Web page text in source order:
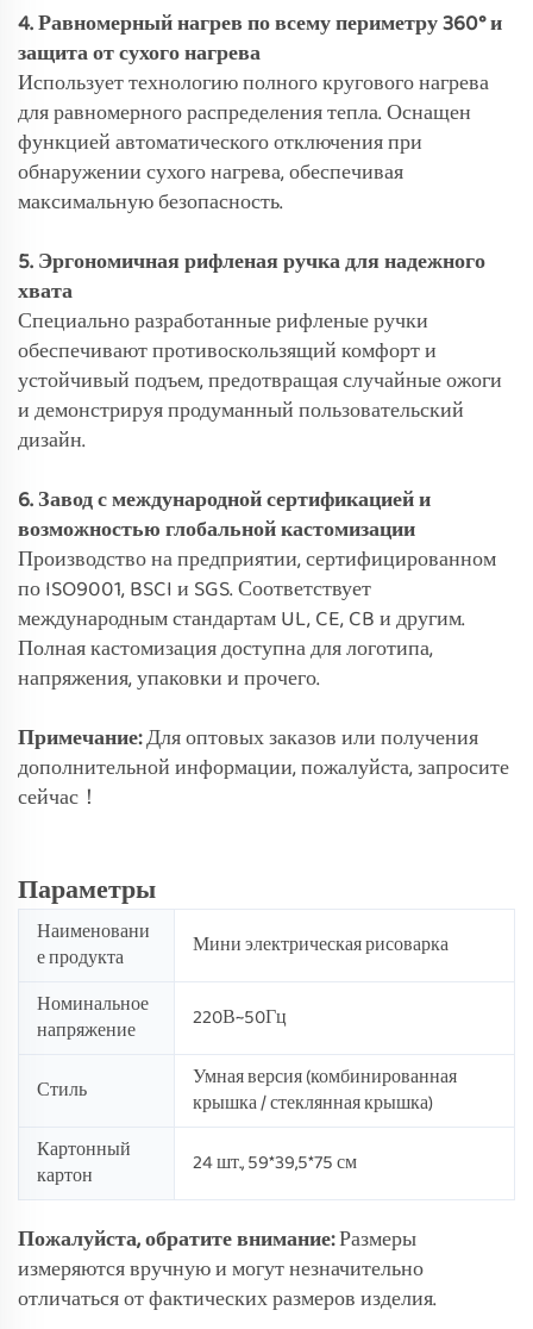
4. Равномерный нагрев по всему периметру 360° и
защита от сухого нагрева
Использует технологию полного кругового нагрева
для равномерного распределения тепла. Оснащен
функцией автоматического отключения при
обнаружении сухого нагрева, обеспечивая
максимальную безопасность.
5. Эргономичная рифленая ручка для надежного
хвата
Специально разработанные рифленые ручки
обеспечивают противоскользящий комфорт и
устойчивый подъем, предотвращая случайные ожоги
и демонстрируя продуманный пользовательский
дизайн.
6. Завод с международной сертификацией и
возможностью глобальной кастомизации
Производство на предприятии, сертифицированном
по ISO9001, BSCI и SGS. Соответствует
международным стандартам UL, CE, CB и другим.
Полная кастомизация доступна для логотипа,
напряжения, упаковки и прочего.
Примечание:Для оптовых заказов или получения
дополнительной информации, пожалуйста, запросите
сейчас！
Параметры
Наименовани
е продукта
Мини электрическая рисоварка
Номинальное
напряжение
220В~50Гц
Стиль
Умная версия (комбинированная
крышка / стеклянная крышка)
Картонный
картон
24 шт., 59*39,5*75 см
Пожалуйста, обратите внимание:Размеры
измеряются вручную и могут незначительно
отличаться от фактических размеров изделия.